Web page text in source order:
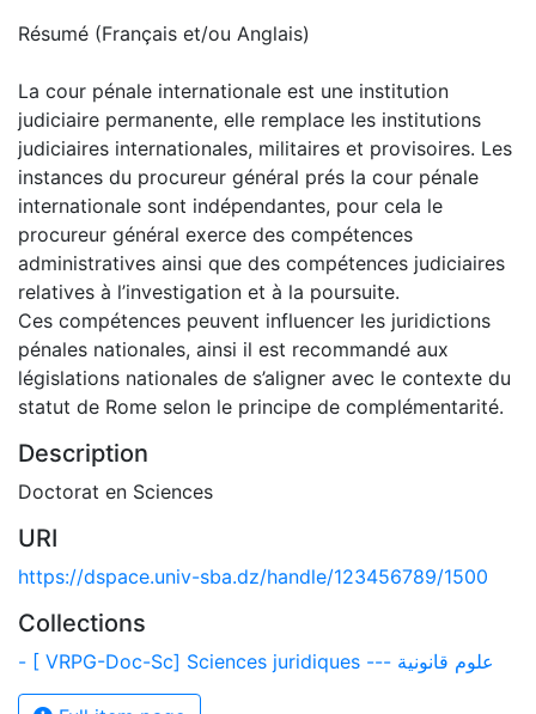
Résumé (Français et/ou Anglais)
La cour pénale internationale est une institution
judiciaire permanente, elle remplace les institutions
judiciaires internationales, militaires et provisoires. Les
instances du procureur général prés la cour pénale
internationale sont indépendantes, pour cela le
procureur général exerce des compétences
administratives ainsi que des compétences judiciaires
relatives à l’investigation et à la poursuite.
Ces compétences peuvent influencer les juridictions
pénales nationales, ainsi il est recommandé aux
législations nationales de s’aligner avec le contexte du
statut de Rome selon le principe de complémentarité.
Description
Doctorat en Sciences
URI
https://dspace.univ-sba.dz/handle/123456789/1500
Collections
- [ VRPG-Doc-Sc] Sciences juridiques --- علوم قانونية